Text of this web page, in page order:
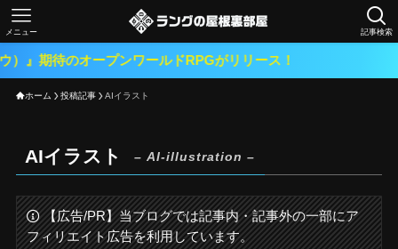
記事検索
メニュー
オープンワールドRPGがリリース！
ホーム 投稿記事 AIイラスト
AIイラスト – AI-illustration –
【広告/PR】当ブログでは記事内・記事外の一部にア
フィリエイト広告を利用しています。